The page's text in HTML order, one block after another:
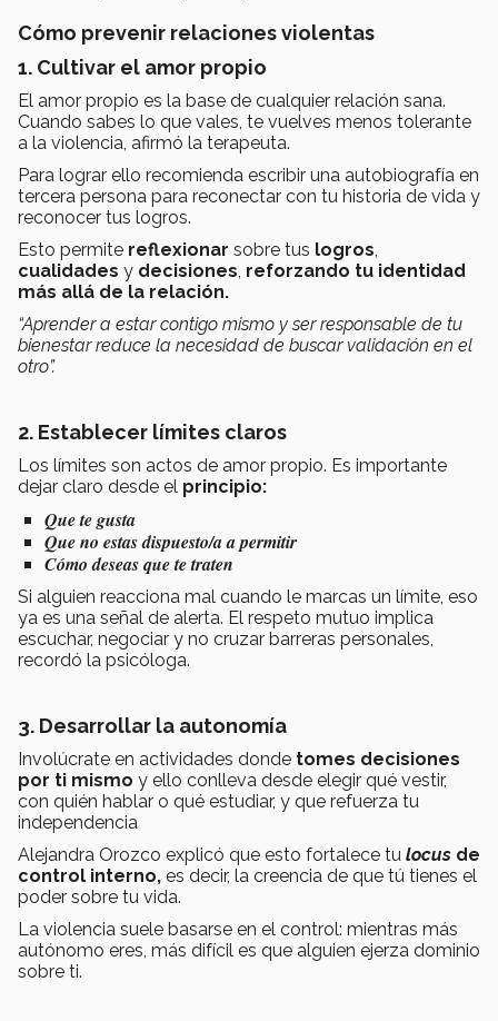
Cómo prevenir relaciones violentas
1. Cultivar el amor propio
El amor propio es la base de cualquier relación sana.
Cuando sabes lo que vales, te vuelves menos tolerante
a la violencia, afirmó la terapeuta.
Para lograr ello recomienda escribir una autobiografía en
tercera persona para reconectar con tu historia de vida y
reconocer tus logros.
Esto permite reflexionar sobre tus logros
cualidades y decisiones reforzando tu identidad
más allá de la relación.
“Aprender a estar contigo mismo y ser responsable de tu
bienestar reduce la necesidad de buscar validación en el
otro”.
2. Establecer límites claros
Los límites son actos de amor propio. Es importante
dejar claro desde el principio:
Que te gusta
Que no estas dispuesto/a a permitir
Cómo deseas que te traten
Si alguien reacciona mal cuando le marcas un límite, eso
ya es una señal de alerta. El respeto mutuo implica
escuchar, negociar y no cruzar barreras personales,
recordó la psicóloga.
3. Desarrollar la autonomía
Involúcrate en actividades donde tomes decisiones
por ti mismo y ello conlleva desde elegir qué vestir,
con quién hablar o qué estudiar, y que refuerza tu
independencia
Alejandra Orozco explicó que esto fortalece tu locus de
control interno, es decir, la creencia de que tú tienes el
poder sobre tu vida.
La violencia suele basarse en el control: mientras más
autónomo eres, más difícil es que alguien ejerza dominio
sobre ti.